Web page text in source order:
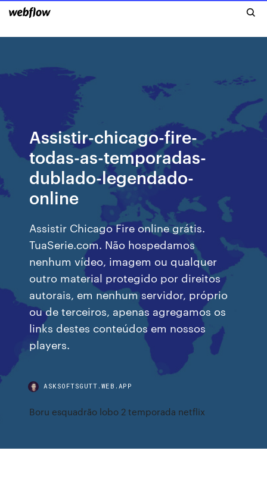
Assistir-chicago-fire-
todas-as-temporadas-
dublado-legendado-
online
Assistir Chicago Fire online grátis.
TuaSerie.com. Não hospedamos
nenhum vídeo, imagem ou qualquer
outro material protegido por direitos
autorais, em nenhum servidor, próprio
ou de terceiros, apenas agregamos os
links destes conteúdos em nossos
players.
ASKSOFTSGUTT.WEB.APP
Boru esquadrão lobo 2 temporada netflix